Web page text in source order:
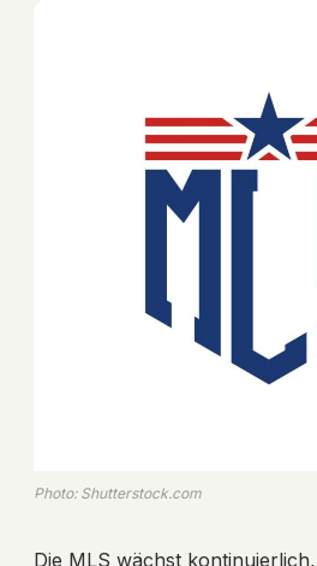
Photo: Shutterstock.com
Die MLS wächst